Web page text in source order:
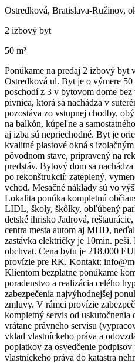
Ostredková, Bratislava-Ružinov,
2 izbový byt
50 m²
Ponúkame na predaj 2 izbový byt
Ostredková ul. Byt je o výmere 50
poschodí z 3 v bytovom dome
pivnica, ktorá sa nachádza v
pozostáva zo vstupnej chodby,
na balkón, kúpeľne a
aj izba sú nepriechodné. Byt je
kvalitné plastové okná s
pôvodnom stave, pripravený na
predstáv. Bytový dom sa
po rekonštrukcií: zateplený,
vchod. Mesačné náklady sú vo
Lokalita ponúka kompletnú
LIDL, školy, škôlky, obľúbený
detské ihrisko Jadrová,
centra mesta autom aj MHD,
zastávka električky je 10min.
obchvat. Cena bytu je 218.000
provízie pre RK. Kontakt:
Klientom bezplatne ponúkame
poradenstvo a realizácia celého
zabezpečenia najvýhodnejšej
zmluvy. V rámci provízie
kompletný servis od
vrátane právneho servisu
vklad vlastníckeho práva a
poplatkov za osvedčenie
vlastníckeho práva do katastra